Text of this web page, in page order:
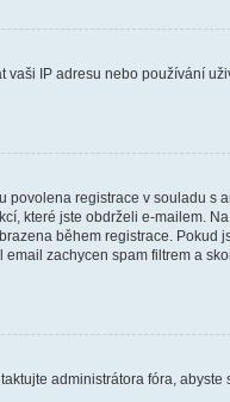
vaši IP adresu nebo používání
registrace v souladu s
které jste obdrželi e-mailem.
během registrace. Pokud
zachycen spam filtrem a
administrátora fóra, abyste